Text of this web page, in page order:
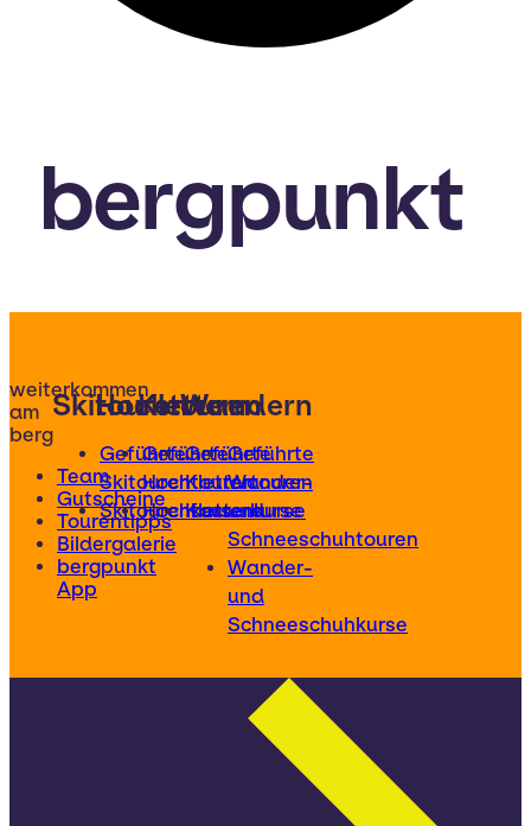
bergpunkt
weiterkommen
am
berg
Team
Gutscheine
Tourentipps
Bildergalerie
bergpunkt
App
Skitouren
Geführte
Skitouren
Skitourenkurse
Hochtouren
Geführte
Hochtouren
Hochtourenkurse
Klettern
Geführte
Klettertouren
Kletterkurse
Wandern
Geführte
Wander-
und
Schneeschuhtouren
Wander-
und
Schneeschuhkurse